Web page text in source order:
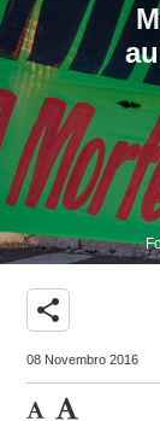
share
08 Novembro 2016